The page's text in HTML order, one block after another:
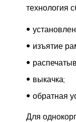
технология
изъятие
выкачка;
обратная
Для